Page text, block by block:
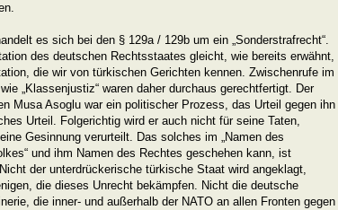
es sich bei den § 129a / 129b um ein „Sonderstrafrecht“.
des deutschen Rechtsstaates gleicht, wie bereits erwähnt,
die wir von türkischen Gerichten kennen. Zwischenrufe im
„Klassenjustiz“ waren daher durchaus gerechtfertigt. Der
Musa Asoglu war ein politischer Prozess, das Urteil gegen ihn
Urteil. Folgerichtig wird er auch nicht für seine Taten,
Gesinnung verurteilt. Das solches im „Namen des
und ihm Namen des Rechtes geschehen kann, ist
der unterdrückerische türkische Staat wird angeklagt,
die dieses Unrecht bekämpfen. Nicht die deutsche
die inner- und außerhalb der NATO an allen Fronten gegen